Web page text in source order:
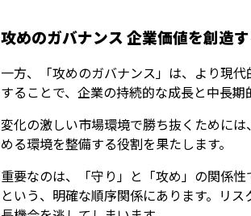
攻めのガバナンス 企業価値を創造
一方、「攻めのガバナンス」は、より現
することで、企業の持続的な成長と中長期
変化の激しい市場環境で勝ち抜くために
める環境を整備する役割を果たします。
重要なのは、「守り」と「攻め」の関係
という、明確な順序関係にあります。リ